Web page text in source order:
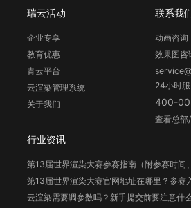
瑞云活动
企业专享
教育优惠
青云平台
云渲染管理系统
关于我们
行业资讯
云渲染需要调参数吗？新手提交前要注意什
联系我
动画咨询
效果图咨
24小时服
400-
查看总部